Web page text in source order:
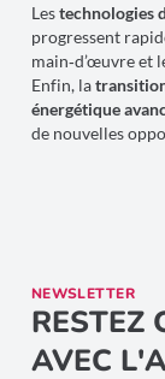
Lestechnologies
progressent
main‑d’œuvre et
Enfin, la
énergétique
de nouvelles
NEWSLETTER
RESTEZ
AVEC